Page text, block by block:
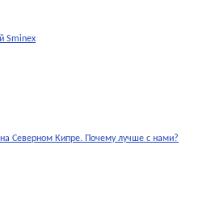
Sminex
Северном Кипре. Почему лучше с нами?